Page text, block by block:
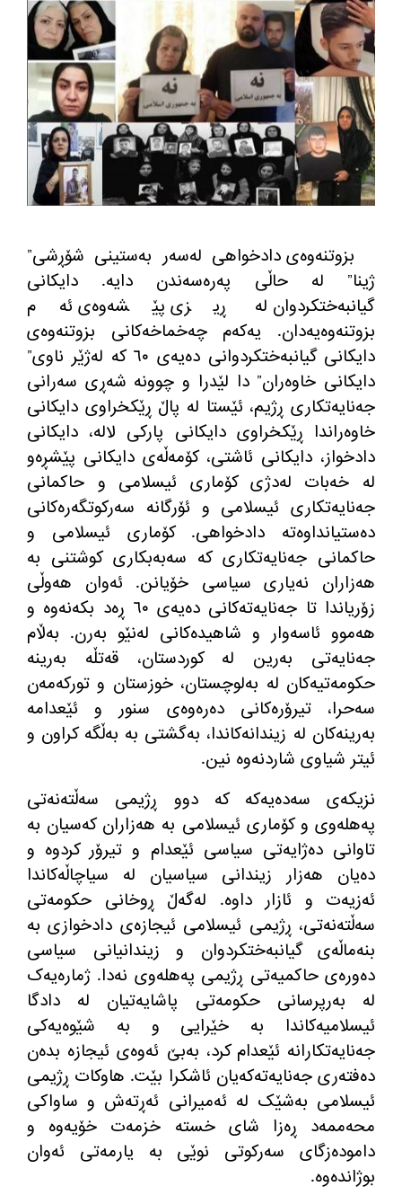
بزوتنەوەی دادخواهی لەسەر بەستینی شۆڕشی”
ژینا” لە حاڵی پەرەسەندن دایە. دایکانی
گیانبەختکردوان لە ڕیزی پێشەوەی ئەم
بزوتنەوەیەدان. یەکەم چەخماخەکانی بزوتنەوەی
دایکانی گیانبەختکردوانی دەیەی ٦٠ کە لەژێر ناوی
”
دایکانی خاوەران”دا لێدرا و چوونە شەڕی سەرانی
جەنایەتکاری ڕژیم، ئێستا لە پاڵ ڕێکخراوی دایکانی
خاوەراندا ڕێکخراوی دایکانی پارکی لالە، دایکانی
دادخواز، دایکانی ئاشتی، کۆمەڵەی دایکانی پێشڕەو
لە خەبات لەدژی کۆماری ئیسلامی و حاکمانی
جەنایەتکاری ئیسلامی و ئۆرگانە سەرکوتگەرەکانی
دەستیانداوەتە دادخواهی.کۆماری ئیسلامی و
حاکمانی جەنایەتکاری کە سەبەبکاری کوشتنی بە
هەزاران نەیاری سیاسی خۆیانن. ئەوان هەوڵی
زۆریاندا تا جەنایەتەکانی دەیەی ٦٠ ڕەد بکەنەوە و
هەموو ئاسەوار و شاهیدەکانی لەنێو بەرن. بەڵام
جه‌نایەتی بەرین لە کوردستان، قەتڵە بەرینە
حکومەتیەکان لە بەلوچستان، خوزستان و تورکەمەن
سەحرا، تیرۆرەکانی دەرەوەی سنور و ئێعدامە
بەرینەکان لە زیندانەکاندا، بەگشتی بە بەڵگە کراون و
ئیتر شیاوی شاردنەوە نین.
نزیکەی سەدەیەکە کە دوو ڕژیمی سەڵتەنەتی
پەهلەوی و کۆماری ئیسلامی بە هەزاران کەسیان بە
تاوانی دەژایەتی سیاسی ئێعدام و تیرۆر کردوە و
دەیان هەزار زیندانی سیاسیان لە سیاچاڵەکاندا
ئەزیەت و ئازار داوە. لەگەڵ ڕوخانی حکومەتی
سەڵتەنەتی، ڕژیمی ئیسلامی ئیجازەی دادخوازی بە
بنەماڵەی گیانبەختکردوان و زیندانیانی سیاسی
دەورەی حاکمیەتی ڕژیمی پەهلەوی نەدا. ژمارەیەک
لە بەرپرسانی حکومەتی پاشایەتیان لە دادگا
ئیسلامیەکاندا بە خێرایی و بە شێوەیەکی
جەنایەتکارانە ئێعدام کرد، بەبێ ئەوەی ئیجازە بدەن
دەفتەری جەنایەتەکەیان ئاشکرا بێت. هاوکات ڕژیمی
ئیسلامی بەشێک لە ئەمیرانی ئەڕتەش و ساواکی
محەممەد ڕەزا شای خستە خزمەت خۆیەوە و
دامودەزگای سەرکوتی نوێی بە یارمەتی ئەوان
بوژاندەوە.